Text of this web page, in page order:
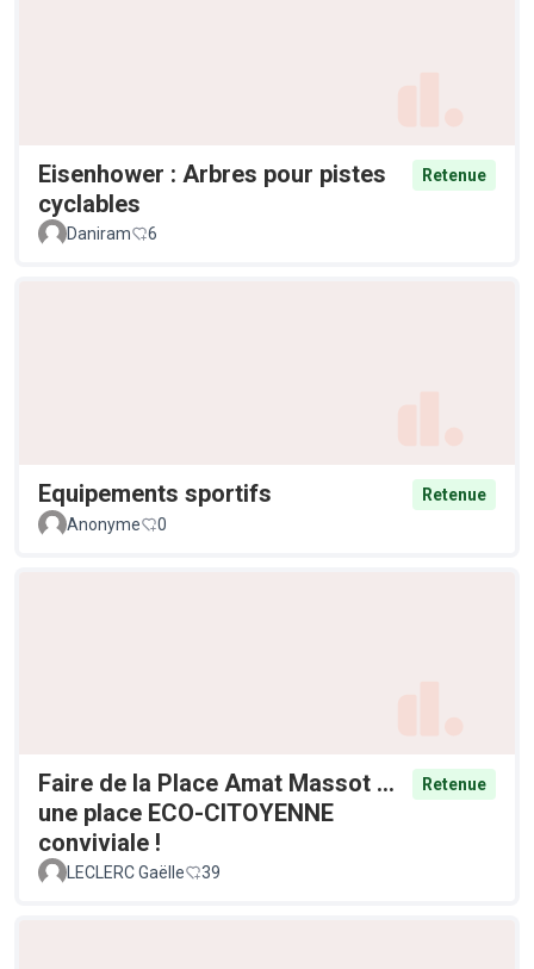
Eisenhower : Arbres pour pistes
cyclables
Retenue
Daniram 6
Equipements sportifs
Retenue
Anonyme
0
Faire de la Place Amat Massot ...
une place ECO-CITOYENNE
conviviale !
Retenue
LECLERC Gaëlle 39